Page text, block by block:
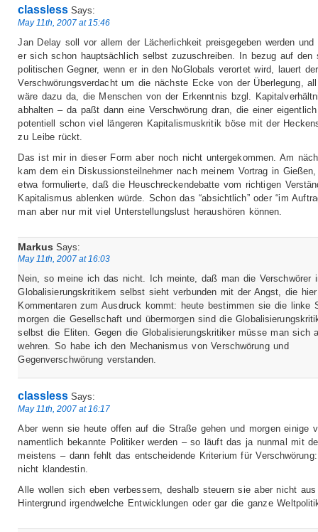
classless Says:
May 11th, 2007 at 15:46
Jan Delay soll vor allem der Lächerlichkeit preisgegeben werden und
er sich schon hauptsächlich selbst zuzuschreiben. In bezug auf den
politischen Gegner, wenn er in den NoGlobals verortet wird, lauert der
Verschwörungsverdacht um die nächste Ecke von der Überlegung,
wäre dazu da, die Menschen von der Erkenntnis bzgl.
abhalten – da paßt dann eine Verschwörung dran, die einer eigentlich
potentiell schon viel längeren Kapitalismuskritik böse mit der
zu Leibe rückt.
Das ist mir in dieser Form aber noch nicht untergekommen. Am
kam dem ein Diskussionsteilnehmer nach meinem Vortrag in
etwa formulierte, daß die Heuschreckendebatte vom richtigen
Kapitalismus ablenken würde. Schon das “absichtlich” oder “im
man aber nur mit viel Unterstellungslust heraushören können.
Markus Says:
May 11th, 2007 at 16:03
Nein, so meine ich das nicht. Ich meinte, daß man die Verschwörer
Globalisierungskritikern selbst sieht verbunden mit der Angst, die
Kommentaren zum Ausdruck kommt: heute bestimmen sie die linke
morgen die Gesellschaft und übermorgen sind die
selbst die Eliten. Gegen die Globalisierungskritiker müsse man sich
wehren. So habe ich den Mechanismus von Verschwörung und
Gegenverschwörung verstanden.
classless Says:
May 11th, 2007 at 16:17
Aber wenn sie heute offen auf die Straße gehen und morgen einige
namentlich bekannte Politiker werden – so läuft das ja nunmal mit
meistens – dann fehlt das entscheidende Kriterium für
nicht klandestin.
Alle wollen sich eben verbessern, deshalb steuern sie aber nicht aus
Hintergrund irgendwelche Entwicklungen oder gar die ganze